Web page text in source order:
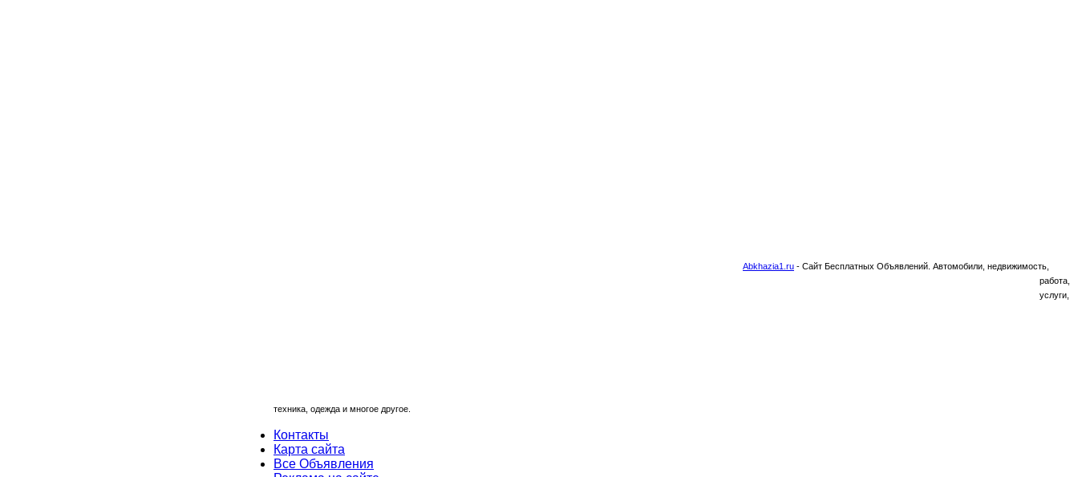
Abkhazia1.ru - Сайт Бесплатных Объявлений. Автомобили, недвижимость,
работа,
услуги,
техника, одежда и многое другое.
Контакты
Карта сайта
Все Объявления